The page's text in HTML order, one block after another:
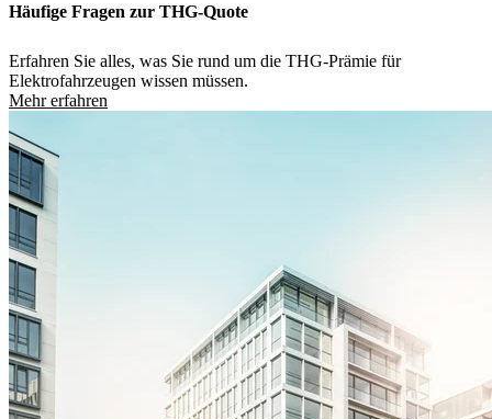
Häufige Fragen zur THG-Quote
Erfahren Sie alles, was Sie rund um die THG-Prämie für
Elektrofahrzeugen wissen müssen.
Mehr erfahren